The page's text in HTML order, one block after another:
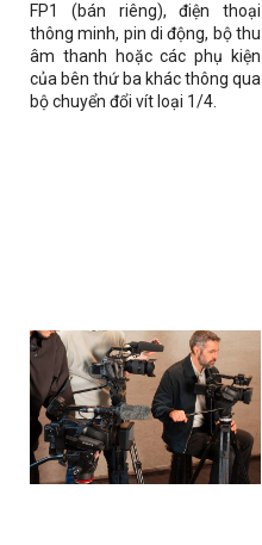
FP1 (bán riêng), điện thoại
thông minh, pin di động, bộ thu
âm thanh hoặc các phụ kiện
của bên thứ ba khác thông qua
bộ chuyển đổi vít loại 1/4.